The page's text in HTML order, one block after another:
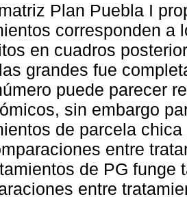
Plan Puebla I
corresponden a
en cuadros
grandes fue
puede parecer
sin embargo
de parcela
entre
de PG funge
entre